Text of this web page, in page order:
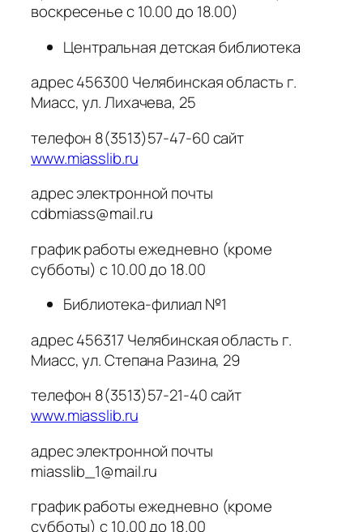
воскресенье с 10.00 до 18.00)
Центральная детская библиотека
адрес 456300 Челябинская область г.
Миасс, ул. Лихачева, 25
телефон 8(3513)57-47-60 сайт
www.miasslib.ru
адрес электронной почты
cdbmiass@mail.ru
график работы ежедневно (кроме
субботы) с 10.00 до 18.00
Библиотека-филиал №1
адрес 456317 Челябинская область г.
Миасс, ул. Степана Разина, 29
телефон 8(3513)57-21-40 сайт
www.miasslib.ru
адрес электронной почты
miasslib_1@mail.ru
график работы ежедневно (кроме
субботы) с 10.00 до 18.00